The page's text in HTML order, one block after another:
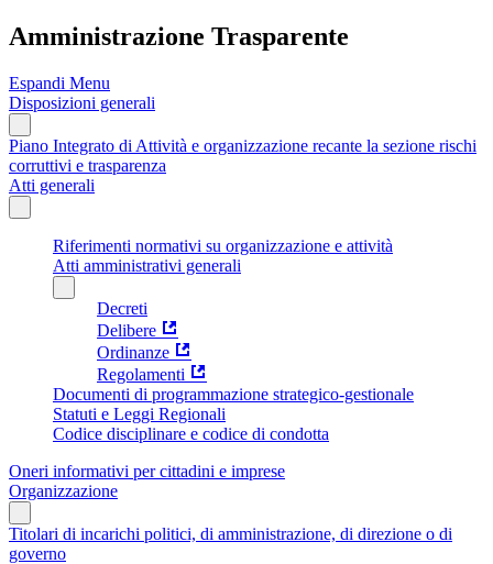
Amministrazione Trasparente
Espandi Menu
Disposizioni generali
Piano Integrato di Attività e organizzazione recante la sezione rischi
corruttivi e trasparenza
Atti generali
Riferimenti normativi su organizzazione e attività
Atti amministrativi generali
Decreti
Delibere
Ordinanze
Regolamenti
Documenti di programmazione strategico-gestionale
Statuti e Leggi Regionali
Codice disciplinare e codice di condotta
Oneri informativi per cittadini e imprese
Organizzazione
Titolari di incarichi politici, di amministrazione, di direzione o di
governo